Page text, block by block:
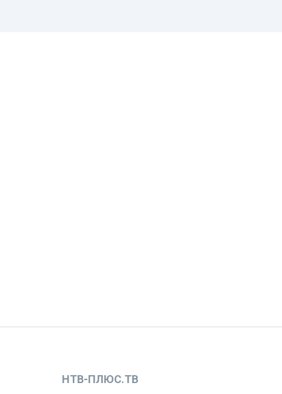
НТВ-ПЛЮС.ТВ